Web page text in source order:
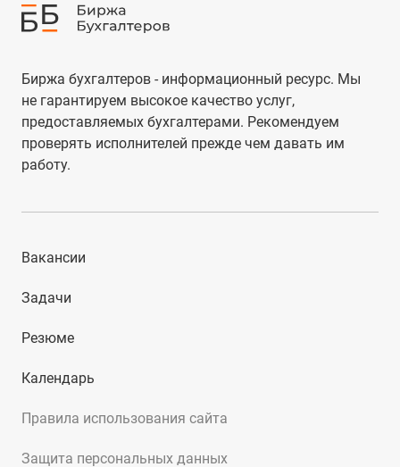
Биржа бухгалтеров - информационный ресурс. Мы
не гарантируем высокое качество услуг,
предоставляемых бухгалтерами. Рекомендуем
проверять исполнителей прежде чем давать им
работу.
Правила использования сайта
Защита персональных данных
Вакансии
Задачи
Резюме
Календарь